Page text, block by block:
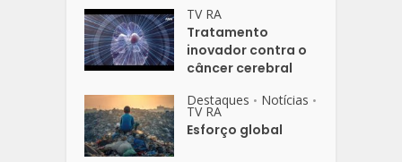
TV RA
Tratamento
inovador contra o
câncer cerebral
Destaques • Notícias •
TV RA
Esforço global